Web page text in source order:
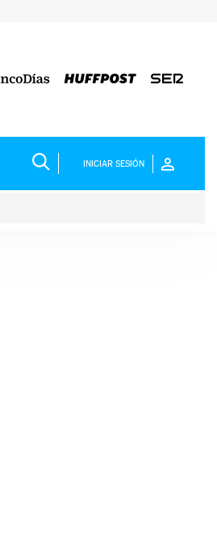
INICIAR SESIÓN